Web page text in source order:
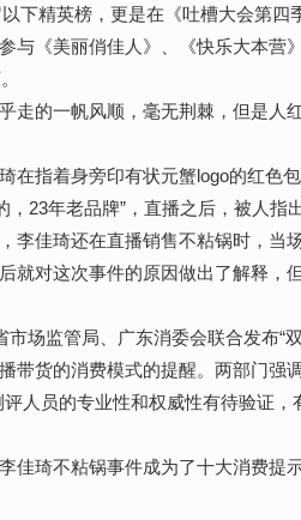
下精英榜，更是在《吐槽大会第
与《美丽俏佳人》、《快乐大本营
的一帆风顺，毫无荆棘，但是人
指着身旁印有状元蟹logo的红色包
，23年老品牌”，直播之后，被人
李佳琦还在直播销售不粘锅时，当
就对这次事件的原因做出了解释，
监管局、广东消委会联合发布“
带货的消费模式的提醒。两部门强
评人员的专业性和权威性有待验证
琦不粘锅事件成为了十大消费提